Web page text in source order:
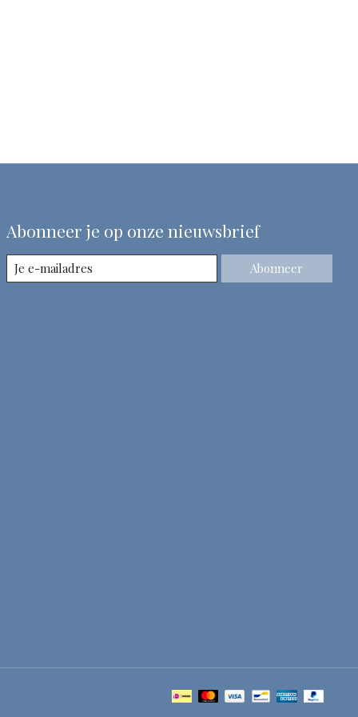
Abonneer je op onze nieuwsbrief
Abonneer